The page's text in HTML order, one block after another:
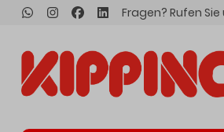
springen Fragen? Rufen